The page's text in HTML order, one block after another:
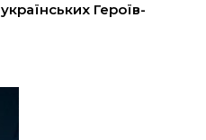
Героїв-